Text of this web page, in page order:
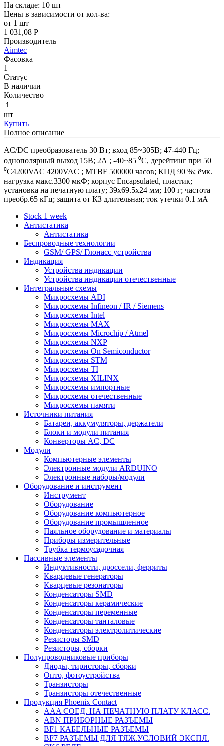
На складе: 10 шт
Цены в зависимости от кол-ва:
от 1 шт
1 031,08 Р
Производитель
Aimtec
Фасовка
1
Статус
В наличии
Количество
шт
Купить
Полное описание
AC/DC преобразователь 30 Вт; вход 85~305В; 47-440 Гц;
однополярный выход 15В; 2А ; -40~85 ⁰C, дерейтинг при 50
⁰C4200VAC 4200VAC ; MTBF 500000 часов; КПД 90 %; ёмк.
нагрузка макс.3300 мкФ; корпус Encapsulated, пластик;
установка на печатную плату; 39x69.5x24 мм; 100 г; частота
преобр.65 кГц; защита от КЗ длительная; ток утечки 0.1 мА
Stock 1 week
Антистатика
Антистатика
Беспроводные технологии
GSM/ GPS/ Глонасс устройства
Индикация
Устройства индикации
Устройства индикации отечественные
Интегральные схемы
Микросхемы ADI
Микросхемы Infineon / IR / Siemens
Микросхемы Intel
Микросхемы MAX
Микросхемы Microchip / Atmel
Микросхемы NXP
Микросхемы On Semiconductor
Микросхемы STM
Микросхемы TI
Микросхемы XILINX
Микросхемы импортные
Микросхемы отечественные
Микросхемы памяти
Источники питания
Батареи, аккумуляторы, держатели
Блоки и модули питания
Конверторы AC, DC
Модули
Компьютерные элементы
Электронные модули ARDUINO
Электронные наборы/модули
Оборудование и инструмент
Инструмент
Оборудование
Оборудование компьютерное
Оборудование промышленное
Паяльное оборудование и материалы
Приборы измерительные
Трубка термоусадочная
Пассивные элементы
Индуктивности, дроссели, ферриты
Кварцевые генераторы
Кварцевые резонаторы
Конденсаторы SMD
Конденсаторы керамические
Конденсаторы переменные
Конденсаторы танталовые
Конденсаторы электролитические
Резисторы SMD
Резисторы, сборки
Полупроводниковые приборы
Диоды, тиристоры, сборки
Опто, фотоустройства
Транзисторы
Транзисторы отечественные
Продукция Phoenix Contact
AAA СОЕД. НА ПЕЧАТНУЮ ПЛАТУ КЛАСС.
ABN ПРИБОРНЫЕ РАЗЪЕМЫ
BF1 КАБЕЛЬНЫЕ РАЗЪЕМЫ
BF7 РАЗЪЕМЫ ДЛЯ ТЯЖ.УСЛОВИЙ ЭКСПЛ.